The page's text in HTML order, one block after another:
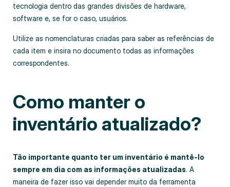
tecnologia dentro das grandes divisões de hardware,
software e, se for o caso, usuários.
Utilize as nomenclaturas criadas para saber as referências de
cada item e insira no documento todas as informações
correspondentes.
Como manter o
inventário atualizado?
Tão importante quanto ter um inventário é mantê-lo
sempre em dia com as informações atualizadas. A
maneira de fazer isso vai depender muito da ferramenta